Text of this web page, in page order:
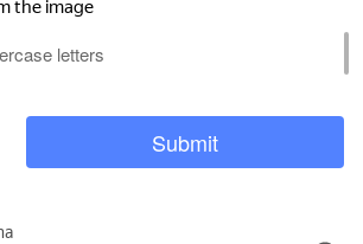
Кейсы Клиентам
Контакты
Политика конфиденциальности